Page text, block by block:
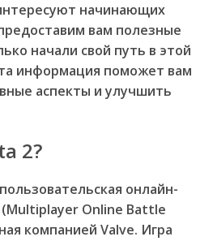
начинающих
вам полезные
начали свой путь в этой
информация поможет вам
аспекты и улучшить
2?
онлайн-
(Multiplayer Online Battle
компанией Valve. Игра